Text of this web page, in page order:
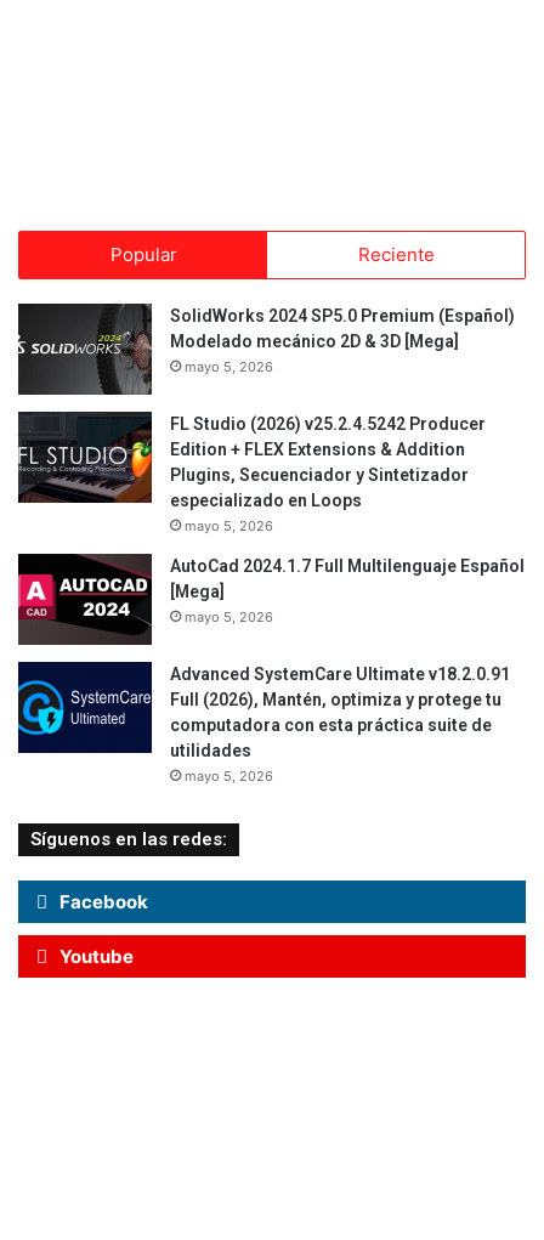
Popular Reciente
SolidWorks 2024 SP5.0 Premium (Español)
Modelado mecánico 2D & 3D [Mega]
mayo 5, 2026
FL Studio (2026) v25.2.4.5242 Producer
Edition + FLEX Extensions & Addition
Plugins, Secuenciador y Sintetizador
especializado en Loops
mayo 5, 2026
AutoCad 2024.1.7 Full Multilenguaje Español
[Mega]
mayo 5, 2026
Advanced SystemCare Ultimate v18.2.0.91
Full (2026), Mantén, optimiza y protege tu
computadora con esta práctica suite de
utilidades
mayo 5, 2026
Síguenos en las redes:
Facebook
Youtube